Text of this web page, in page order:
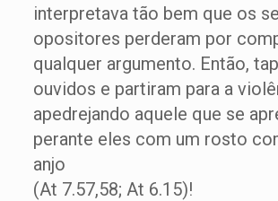
interpretava tão bem que os
opositores perderam por
qualquer argumento. Então,
ouvidos e partiram para a
apedrejando aquele que se
perante eles com um rosto
anjo
(At 7.57,58; At 6.15)!